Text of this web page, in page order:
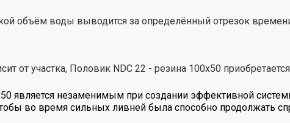
объём воды выводится за определённый отрезок
от участка, Половик NDC 22 - резина 100х50
является незаменимым при создании эффективной
во время сильных ливней была способно продолжать